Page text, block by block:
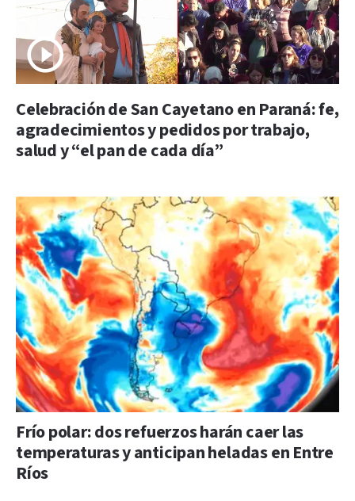
Celebración de San Cayetano en Paraná: fe,
agradecimientos y pedidos por trabajo,
salud y “el pan de cada día”
Frío polar: dos refuerzos harán caer las
temperaturas y anticipan heladas en Entre
Ríos